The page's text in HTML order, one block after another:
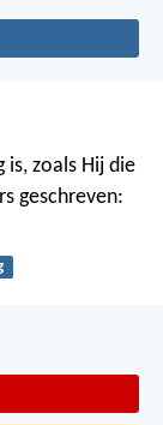
is, zoals Hij die
geschreven: